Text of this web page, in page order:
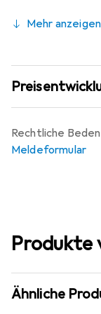
Mehr anzeigen
Rechtliche
Meldeformular
Produkte
Ähnliche